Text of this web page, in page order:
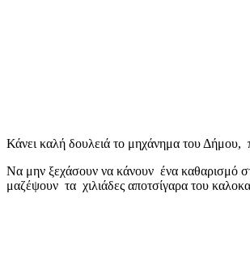
Κάνει καλή δουλειά το μηχάνημα του Δήμου,
Να μην ξεχάσουν να κάνουν ένα καθαρισμό
μαζέψουν τα χιλιάδες αποτσίγαρα του